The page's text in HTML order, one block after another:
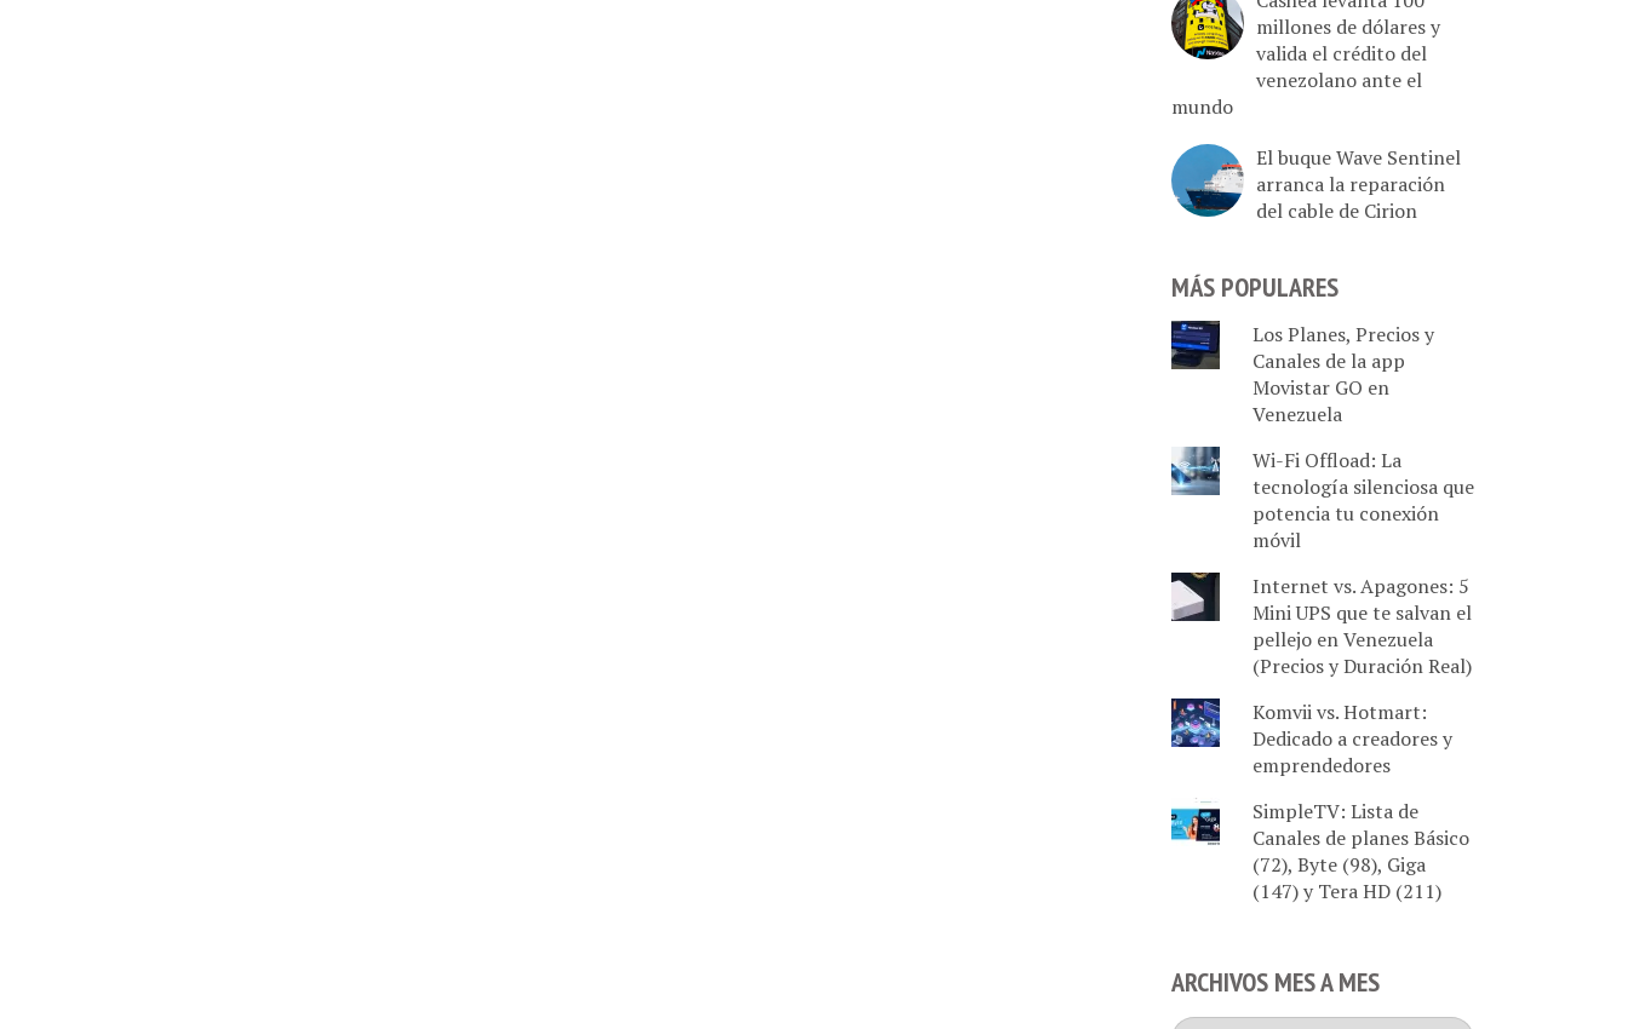
millones de dólares y
valida el crédito del
venezolano ante el
mundo
El buque Wave Sentinel
arranca la reparación
del cable de Cirion
MÁS POPULARES
Los Planes, Precios y
Canales de la app
Movistar GO en
Venezuela
Wi-Fi Offload: La
tecnología silenciosa que
potencia tu conexión
móvil
Internet vs. Apagones: 5
Mini UPS que te salvan el
pellejo en Venezuela
(Precios y Duración Real)
Komvii vs. Hotmart:
Dedicado a creadores y
emprendedores
SimpleTV: Lista de
Canales de planes Básico
(72), Byte (98), Giga
(147) y Tera HD (211)
ARCHIVOS MES A MES